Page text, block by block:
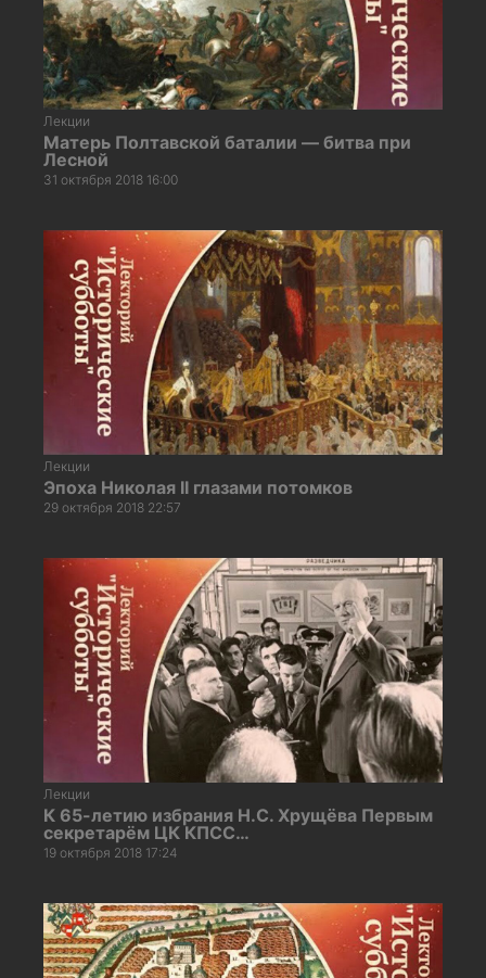
Лекции
Матерь Полтавской баталии — битва при
Лесной
31 октября 2018 16:00
Лекции
Эпоха Николая II глазами потомков
29 октября 2018 22:57
Лекции
К 65-летию избрания Н.С. Хрущёва Первым
секретарём ЦК КПСС…
19 октября 2018 17:24